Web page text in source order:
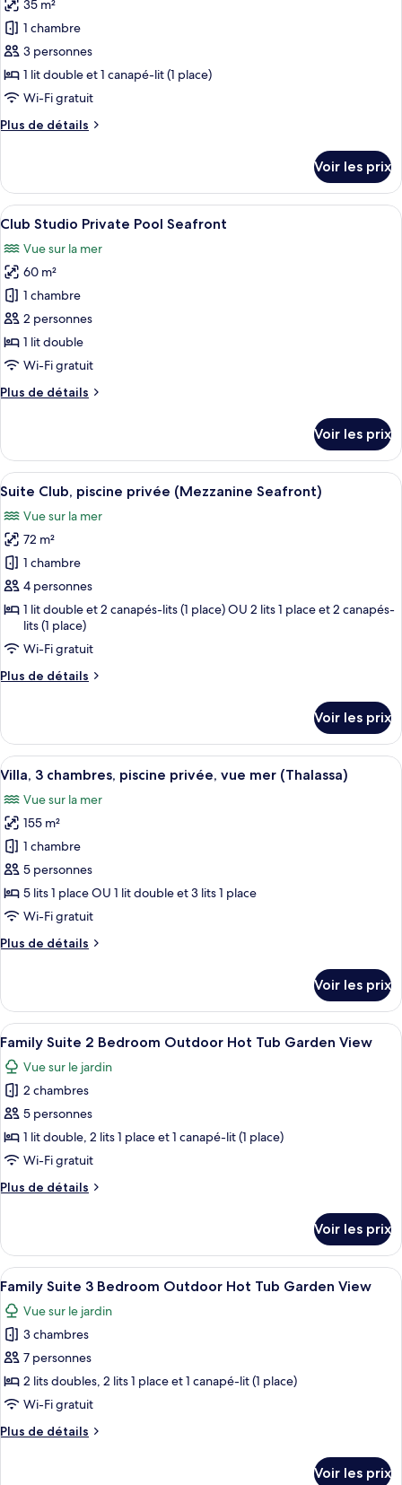
piscine
privée,
vue
mer
photos
pour
ce
type
de
chambre :
Club
(Seafront
View)
35 m²
1 chambre
3 personnes
1 lit double et 1 canapé-lit (1 place)
Wi-Fi gratuit
Plus de détails
Plus
le
type
de
Club
Junior
Suite
(Seafront
View)
Voir les prix
Afficher
toutes
les
photos
pour
ce
type
de
chambre :
Club
Pool
Seafront
Une chambre moderne avec vue
6
Club Studio Private Pool Seafront
Vue sur la mer
60 m²
1 chambre
2 personnes
1 lit double
Wi-Fi gratuit
Plus de détails
Plus
le
type
de
Club
Studio
Private
Pool
Seafront
Voir les prix
Afficher
toutes
les
photos
pour
ce
type
chambre :
Suite
Club,
privée
(Mezzanine
Seafront)
Une chambre d’hôtel moderne,
7
Suite Club, piscine privée (Mezzanine Seafront)
Vue sur la mer
72 m²
1 chambre
4 personnes
1 lit double et 2 canapés-lits (1 place) OU 2 lits 1 place et 2 canapés-
lits (1 place)
Wi-Fi gratuit
Plus de détails
Plus
le
type
de
Suite
Club,
piscine
privée
(Mezzanine
Seafront)
Voir les prix
Afficher
toutes
les
photos
pour
ce
type
de
chambre :
Villa,
piscine
privée,
vue
mer
(Thalassa)
Un espace moderne aménagé au
7
Villa, 3 chambres, piscine privée, vue mer (Thalassa)
Vue sur la mer
155 m²
1 chambre
5 personnes
5 lits 1 place OU 1 lit double et 3 lits 1 place
Wi-Fi gratuit
Plus de détails
Plus
le
type
de
chambre
Villa,
3
piscine
privée,
vue
mer
(Thalassa)
Voir les prix
Afficher
toutes
les
photos
pour
ce
type
chambre :
2
Bedroom
Outdoor
Hot
Tub
Garden
View
Une terrasse extérieure avec une
4
Family Suite 2 Bedroom Outdoor Hot Tub Garden View
Vue sur le jardin
2 chambres
5 personnes
1 lit double, 2 lits 1 place et 1 canapé-lit (1 place)
Wi-Fi gratuit
Plus de détails
Plus
le
type
de
chambre
Family
Suite
Bedroom
Outdoor
Hot
Tub
Garden
Voir les prix
Afficher
toutes
les
photos
pour
ce
type
chambre :
Un salon chaleureux avec un
3
Family Suite 3 Bedroom Outdoor Hot Tub Garden View
Vue sur le jardin
3 chambres
7 personnes
2 lits doubles, 2 lits 1 place et 1 canapé-lit (1 place)
Wi-Fi gratuit
Plus de détails
Plus
Voir les prix